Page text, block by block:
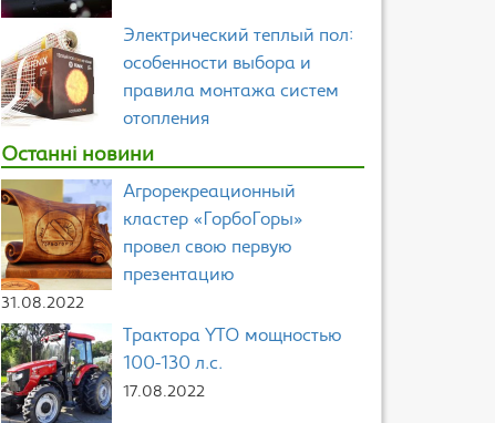
Электрический теплый пол:
особенности выбора и
правила монтажа систем
отопления
Останні новини
Агрорекреационный
кластер «ГорбоГоры»
провел свою первую
презентацию
31.08.2022
Трактора YTO мощностью
100-130 л.с.
17.08.2022